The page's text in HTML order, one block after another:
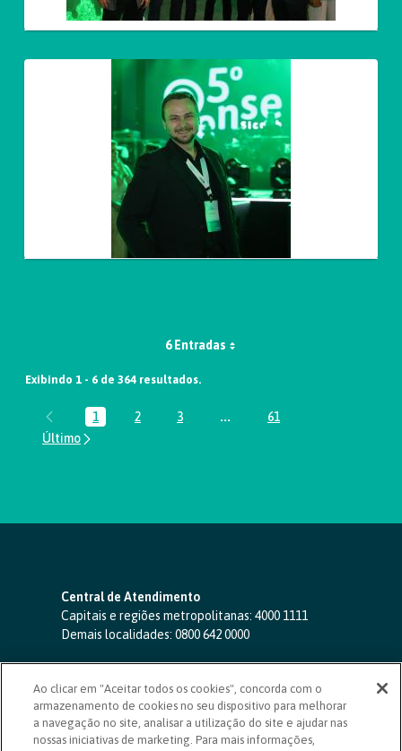
6 Entradas
Exibindo 1 - 6 de 364 resultados.
Página
1 Página
2 Página
3 ...Páginas intermediárias Usar
Página
61
Central de Atendimento
Capitais e regiões metropolitanas: 4000 1111
Demais localidades: 0800 642 0000
SAC 24 horas-0800 724 4420
Ouvidoria
0800 725 0996
(de segunda a sexta, das 8h às 20h)
ouvidoriasicoob.com.br
Ao clicar em "Aceitar todos os cookies", concorda com o
armazenamento de cookies no seu dispositivo para melhorar
a navegação no site, analisar a utilização do site e ajudar nas
nossas iniciativas de marketing. Para mais informações,